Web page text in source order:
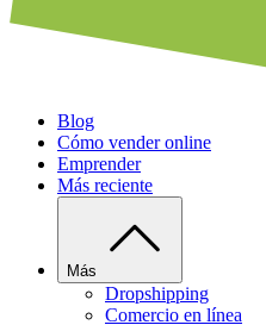
Blog
Cómo vender online
Emprender
Más reciente
Más
Dropshipping
Comercio en línea